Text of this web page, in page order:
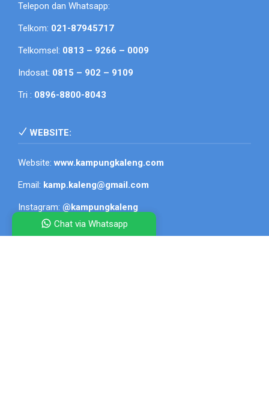
Telepon dan Whatsapp:
Telkom: 021-87945717
Telkomsel: 0813 – 9266 – 0009
Indosat: 0815 – 902 – 9109
Tri : 0896-8800-8043
WEBSITE:
Website:www.kampungkaleng.com
Email: kamp.kaleng@gmail.com
Instagram: @kampungkaleng
Facebook:Kampung Kaleng
Chat via Whatsapp